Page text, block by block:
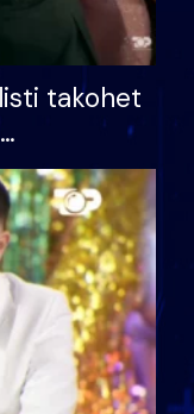
takohet
letër